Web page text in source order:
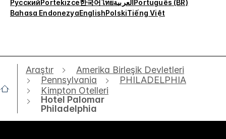
РусскийPortekizce한국어ไทยالعربية Português (BR)
Bahasa EndonezyaEnglishPolskiTiếng Việt
Araştır
Amerika Birleşik Devletleri
Pennsylvania
PHILADELPHIA
Kimpton Otelleri
Hotel Palomar
Philadelphia